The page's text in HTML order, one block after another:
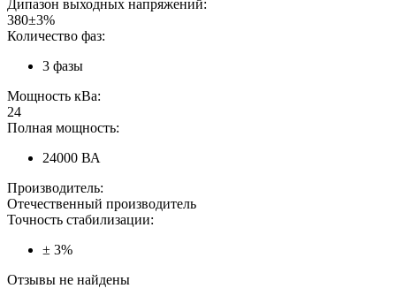
Дипазон выходных напряжений:
380±3%
Количество фаз:
3 фазы
Мощность кВа:
24
Полная мощность:
24000 ВА
Производитель:
Отечественный производитель
Точность стабилизации:
± 3%
Отзывы не найдены